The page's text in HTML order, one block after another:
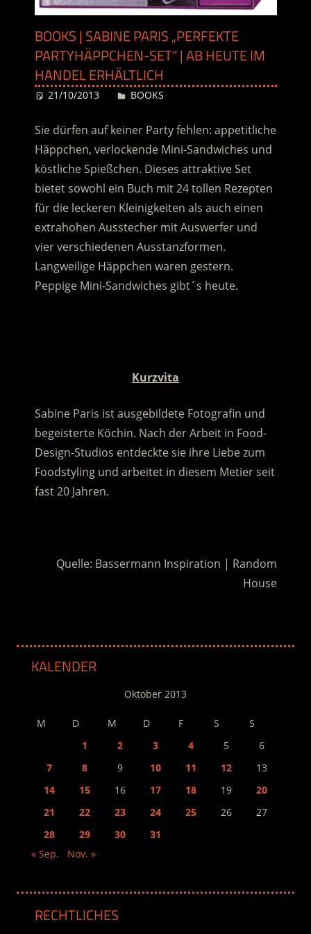
BOOKS | SABINE PARIS „PERFEKTE
PARTYHÄPPCHEN-SET“ | AB HEUTE IM
HANDEL ERHÄLTLICH
21/10/2013 Desiree
BOOKS
Sie dürfen auf keiner Party fehlen: appetitliche
Häppchen, verlockende Mini-Sandwiches und
köstliche Spießchen. Dieses attraktive Set
bietet sowohl ein Buch mit 24 tollen Rezepten
für die leckeren Kleinigkeiten als auch einen
extrahohen Ausstecher mit Auswerfer und
vier verschiedenen Ausstanzformen.
Langweilige Häppchen waren gestern.
Peppige Mini-Sandwiches gibt´s heute.
Kurzvita
Sabine Paris ist ausgebildete Fotografin und
begeisterte Köchin. Nach der Arbeit in Food-
Design-Studios entdeckte sie ihre Liebe zum
Foodstyling und arbeitet in diesem Metier seit
fast 20 Jahren.
Quelle: Bassermann Inspiration | Random
House
KALENDER
Oktober 2013
M D M D F S
S
1
2 3 4 5
6
7
8 9 10 11 12
13
14
15 16 17 18 19
20
21
22 23 24 25 26
27
28
29 30
31
« Sep.
Nov. »
RECHTLICHES